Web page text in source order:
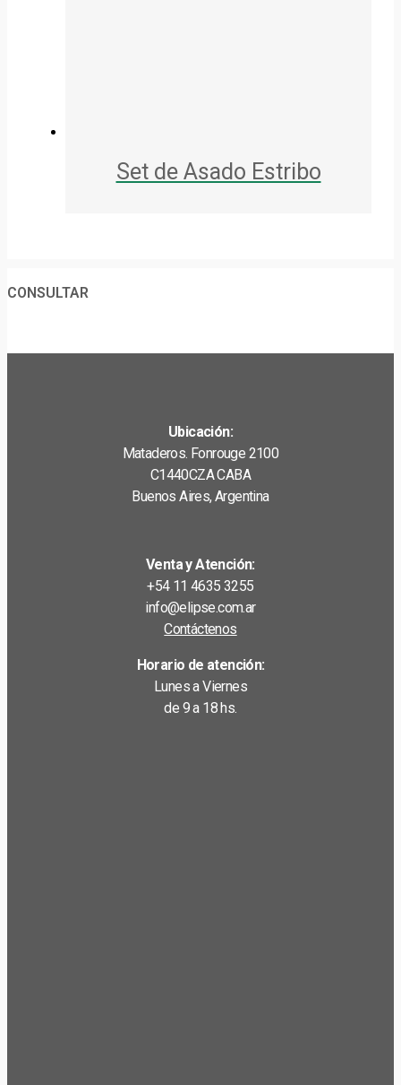
Set de Asado Estribo
CONSULTAR
Ubicación:
Mataderos. Fonrouge 2100
C1440CZA CABA
Buenos Aires, Argentina
Venta y Atención:
+54 11 4635 3255
info@elipse.com.ar
Contáctenos
Horario de atención:
Lunes a Viernes
de 9 a 18 hs.